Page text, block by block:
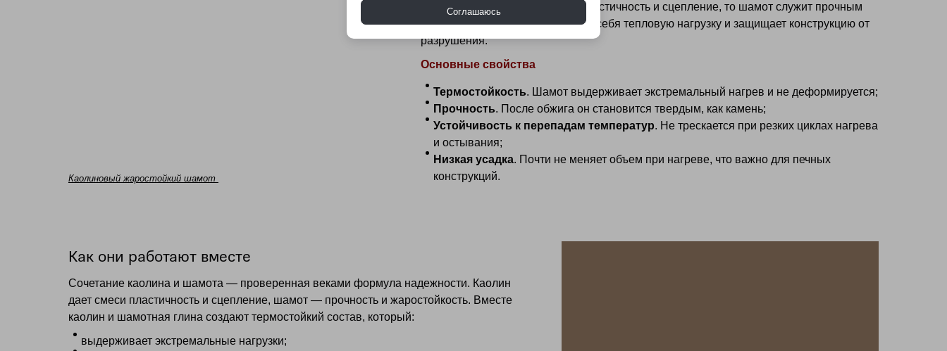
Каолиновый жаростойкий шамот
элементом, обеспечивающим пластичность и сцепление, то шамот служит прочным
наполнителем, который берет на себя тепловую нагрузку и защищает конструкцию от
разрушения.
Основные свойства
Термостойкость. Шамот выдерживает экстремальный нагрев и не деформируется;
Прочность. После обжига он становится твердым, как камень;
Устойчивость к перепадам температур. Не трескается при резких циклах нагрева
и остывания;
Низкая усадка. Почти не меняет объем при нагреве, что важно для печных
конструкций.
Как они работают вместе
Сочетание каолина и шамота — проверенная веками формула надежности. Каолин
дает смеси пластичность и сцепление, шамот — прочность и жаростойкость. Вместе
каолин и шамотная глина создают термостойкий состав, который:
выдерживает экстремальные нагрузки;
Соглашаюсь